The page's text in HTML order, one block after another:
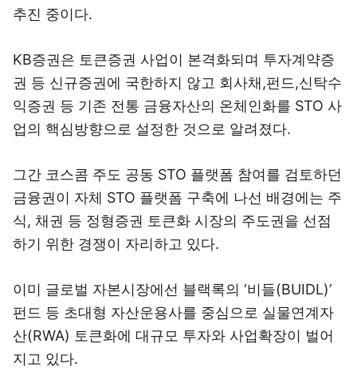
추진 중이다.
KB증권은 토큰증권 사업이 본격화되며 투자계약증
권 등 신규증권에 국한하지 않고 회사채,펀드,신탁수
익증권 등 기존 전통 금융자산의 온체인화를 STO 사
업의 핵심방향으로 설정한 것으로 알려졌다.
그간 코스콤 주도 공동 STO 플랫폼 참여를 검토하던
금융권이 자체 STO 플랫폼 구축에 나선 배경에는 주
식, 채권 등 정형증권 토큰화 시장의 주도권을 선점
하기 위한 경쟁이 자리하고 있다.
이미 글로벌 자본시장에선 블랙록의 ‘비들(BUIDL)’
펀드 등 초대형 자산운용사를 중심으로 실물연계자
산(RWA) 토큰화에 대규모 투자와 사업확장이 벌어
지고 있다.